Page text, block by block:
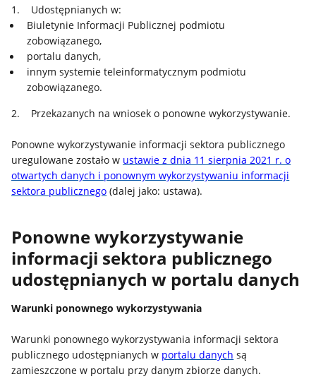
1. Udostępnianych w:
Biuletynie Informacji Publicznej podmiotu
zobowiązanego,
portalu danych,
innym systemie teleinformatycznym podmiotu
zobowiązanego.
2. Przekazanych na wniosek o ponowne wykorzystywanie.
Ponowne wykorzystywanie informacji sektora publicznego
uregulowane zostało w ustawie z dnia 11 sierpnia 2021 r. o
otwartych danych i ponownym wykorzystywaniu informacji
sektora publicznego (dalej jako: ustawa).
Ponowne wykorzystywanie
informacji sektora publicznego
udostępnianych w portalu danych
Warunki ponownego wykorzystywania
Warunki ponownego wykorzystywania informacji sektora
publicznego udostępnianych w portalu danych są
zamieszczone w portalu przy danym zbiorze danych.